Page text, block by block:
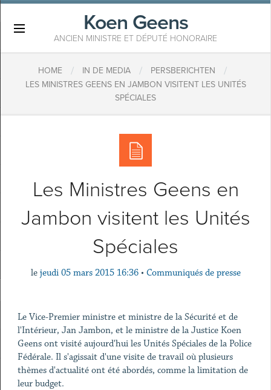
Koen Geens
ANCIEN MINISTRE ET DÉPUTÉ HONORAIRE
HOME / IN DE MEDIA / PERSBERICHTEN /
LES MINISTRES GEENS EN JAMBON VISITENT LES UNITÉS
SPÉCIALES
Les Ministres Geens en
Jambon visitent les Unités
Spéciales
le jeudi 05 mars 2015 16:36 • Communiqués de presse
Le Vice-Premier ministre et ministre de la Sécurité et de
l'Intérieur, Jan Jambon, et le ministre de la Justice Koen
Geens ont visité aujourd'hui les Unités Spéciales de la Police
Fédérale. Il s'agissait d'une visite de travail où plusieurs
thèmes d'actualité ont été abordés, comme la limitation de
leur budget.